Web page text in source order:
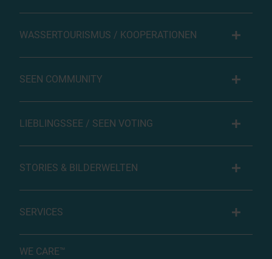
WASSERTOURISMUS / KOOPERATIONEN
SEEN COMMUNITY
LIEBLINGSSEE / SEEN VOTING
STORIES & BILDERWELTEN
SERVICES
WE CARE™